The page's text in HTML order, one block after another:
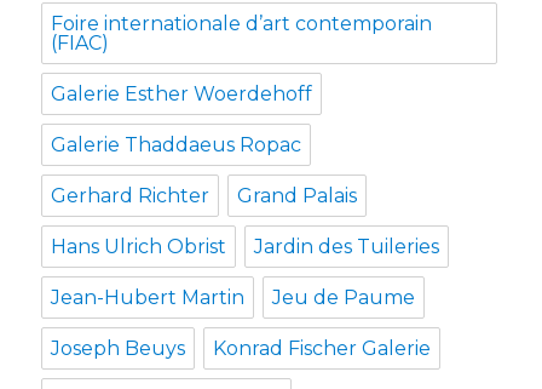
Foire internationale d’art contemporain
(FIAC)
Galerie Esther Woerdehoff
Galerie Thaddaeus Ropac
Gerhard Richter Grand Palais
Hans Ulrich Obrist Jardin des Tuileries
Jean-Hubert Martin Jeu de Paume
Joseph Beuys Konrad Fischer Galerie